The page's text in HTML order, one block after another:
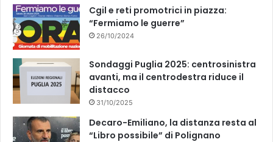
k
Cgil e reti promotrici in piazza:
“Fermiamo le guerre”
26/10/2024
Sondaggi Puglia 2025: centrosinistra
avanti, ma il centrodestra riduce il
distacco
31/10/2025
Decaro-Emiliano, la distanza resta al
“Libro possibile” di Polignano